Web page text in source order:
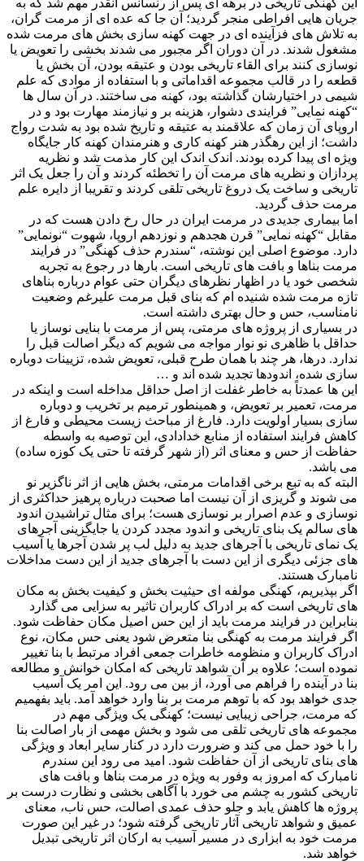
جریان هایی افراطی منجر گردید؛ آن جا که عده ای از مرمت گران،
به تلاش های فزآینده ای در جهت کهنه سازی بخش های مرمت شده
مشغول شدند. در آن دوران اگر مجبور می شدند بخشی را تعویض یا
نوسازی کنند برای القاء تاریخی بودن و عتیقه بودن، آن بخش یا
قطعه را در قالب مجموعه اقداماتی و با استفاده از موادی که علم
شیمی در اختیارشان گذاشته بود، کهنه می ساختند. در آن سال ها
“کهنه نمایی” فرایندی دشوار، هزینه بر و نیازمند مهارت بود و در
اروپای آن زمان که علاقمند به عتیقه و تاریخ شده بود به شدت رواج
داشت؛ از این رهگذر هنر کهنه کاری و هنرمندان کهنه کار جایگاه
ویژه ای پیدا کرده بودند. اندک اندک این کار مذمت شد و نظریه
پردازان و نظریه های مرمت آن را تخطئه کردند و آن را جعل یک اثر
تاریخی و ساخت یک دروغ تاریخی تلقی کردند و تقریبا از دایره علم
مرمت حذف گردید.
اما بیماری جدیدی در مرمت ایران در حال رخ دادن هست که در
مقابل “کهنه نمایی” قرن هجدهم و نوزدهم اروپا، شهوت “نونمایی”
دارد. موضوع اصلی این نوشته، “سندرم حذف کهنگی” در فرایند
مرمت بناها و بافت های تاریخی است. بارها در رجوع به تجربه
شخصی خود یا در اظهار نظرهای دیگران حتی عوام درباره بناهای
تازه مرمت شده شنیده ام که بنای قبل مرمت علیرغم وضعیت
نامناسب، حس و حال بهتری داشته است.
در بسیاری از پروژه های مرمتی، پس از مرمت با بنایی نوساز یا
حداقل با ظاهری نو نوار مواجه می شویم که دیگر اصالت قبل را
ندارد. درها، هر چند با همان طرح قبلی، تعویض شده، تزیینات دوباره
سازی شده، اندودها تجدید شده اند و …
این ها عمدتاً به خاطر غفلت از اصل حداقل مداخله است و اینکه در
مرمت، تعمیر بر تعویض، و همینطور ترمیم بر تخریب و دوباره
سازی بسیار اولویت دارد. فارغ از مباحث زیست محیطی و فارغ از
کاهش فرایند استفاده از منابع خدادادی، این توصیه به واسطه
حفاظت از حس و معنای اثر (از شهر گرفته تا حتی یک کوزه ساده)
می باشد.
البته که به تبع برخی اقدامات مرمتی، بخش هایی از اثر ناگزیر نو
می شوند و گریزی از آن نیست اما صحبت درباره پرهیز حداکثری از
نوسازی و عدم اصرار بر نوسازی هست؛ برای مثال تراشیدن اندود
های سالم یک بنای تاریخی و اندود مجدد کردن یا جایگزینی آجرهای
یک نمای تاریخی با آجرهای جدید به دلیل لب پر شدن آجرها یا آسیب
های جزئی دیگری از این دست با آجرهای جدید از این دست مداخلات
نامبارک هستند.
اگر بپذیریم، کهنگی مولفه ای حیثیت بخش و کیفیت بخش به مکان
های تاریخی است که بر ادراک کاربران تاثیر به سزایی می گذارد
بنابراین در فرایند مرمت باید از این حس اصیل مکان حفاظت شود.
اگر فرایند مرمت به کهنگی بنا متعرض شود یعنی حس مکان، نوع
ادراک کاربران و منظومه خاطرات جمعی افراد مرتبط با بنا تغییر
نموده است؛ علاوه بر آن شواهد تاریخی که امکان خوانش و مطالعه
بنا در آینده را فراهم می آورد، از بین می رود. این امر یک آسیب
جدی خواهد بود که با توهم مرمت بر بنا وارد خواهد آمد. باید بفهمیم
که مرمت، جراحی زیبایی نیست؛ کهنگی یک ویژگی مهم در
مجموعه های تاریخی تلقی می شود و بخش مهمی از بار اصالت بنا
را با خود حمل می کند و ضرورت دارد در کنار سایر ابعاد و ویژگی
های بنای تاریخی از آن حفاظت شود. امید می رود این سندرم
نامبارک که امروز به وفور به ویژه در مرمت بناها و بافت های
تاریخی کشور به چشم می خورد با آگاهی بخشی و نظارت درست بر
پروژه ها کاهش یابد و جلو حذف عمدی اصالت، حس ناب، معنای
عمیق و شواهد تاریخی آثار تاریخی گرفته شود؛ در غیر این صورت
مرمت خود به ابزاری در مسیر آسیب به ارکان اثر تاریخی تبدیل
خواهد شد.